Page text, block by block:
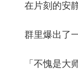
在片刻的安静
群里爆出了一
「不愧是大师